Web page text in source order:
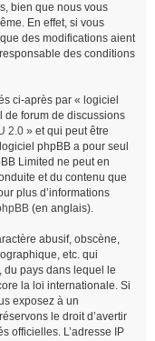
bien que nous vous
En effet, si vous
des modifications aient
des conditions
ci-après par « logiciel
de forum de discussions
2.0 » et qui peut être
phpBB a pour seul
Limited ne peut en
et du contenu que
plus d’informations
(en anglais).
abusif, obscène,
etc. qui
du pays dans lequel le
la loi internationale. Si
exposez à un
le droit d’avertir
officielles. L’adresse IP